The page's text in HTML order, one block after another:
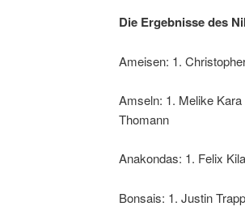
Die Ergebnisse des
Ameisen: 1.
Amseln: 1. Melike
Thomann
Anakondas: 1. Felix
Bonsais: 1. Justin